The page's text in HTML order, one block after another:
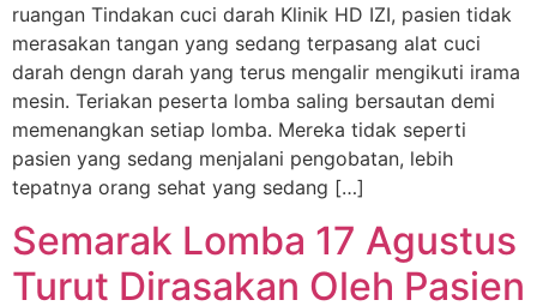
ruangan Tindakan cuci darah Klinik HD IZI, pasien tidak
merasakan tangan yang sedang terpasang alat cuci
darah dengn darah yang terus mengalir mengikuti irama
mesin. Teriakan peserta lomba saling bersautan demi
memenangkan setiap lomba. Mereka tidak seperti
pasien yang sedang menjalani pengobatan, lebih
tepatnya orang sehat yang sedang […]
Semarak Lomba 17 Agustus
Turut Dirasakan Oleh Pasien